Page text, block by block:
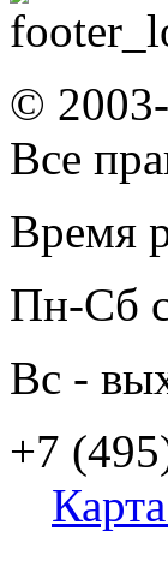
©
Все
Время
Пн-Сб
Вс -
+7